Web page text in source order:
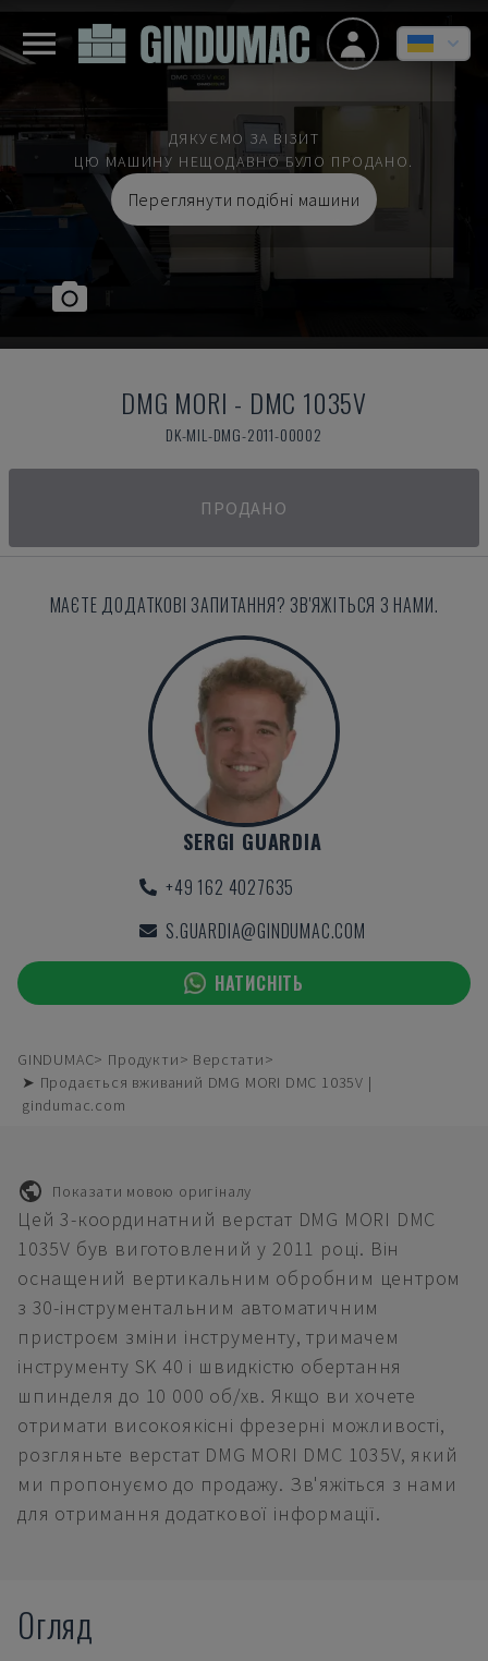
ДЯКУЄМО ЗА ВІЗИТ
ЦЮ МАШИНУ НЕЩОДАВНО БУЛО ПРОДАНО.
Переглянути подібні машини
DMG MORI - DMC 1035V
DK-MIL-DMG-2011-00002
ПРОДАНО
МАЄТЕ ДОДАТКОВІ ЗАПИТАННЯ? ЗВ'ЯЖІТЬСЯ З НАМИ.
SERGI GUARDIA
+49 162 4027635
S.GUARDIA@GINDUMAC.COM
НАТИСНІТЬ
GINDUMAC Продукти
Верстати
➤ Продається вживаний DMG MORI DMC 1035V |
gindumac.com
Показати мовою оригіналу
Цей 3-координатний верстат DMG MORI DMC
1035V був виготовлений у 2011 році. Він
оснащений вертикальним обробним центром
з 30-інструментальним автоматичним
пристроєм зміни інструменту, тримачем
інструменту SK 40 і швидкістю обертання
шпинделя до 10 000 об/хв. Якщо ви хочете
отримати високоякісні фрезерні можливості,
розгляньте верстат DMG MORI DMC 1035V, який
ми пропонуємо до продажу. Зв'яжіться з нами
для отримання додаткової інформації.
Огляд